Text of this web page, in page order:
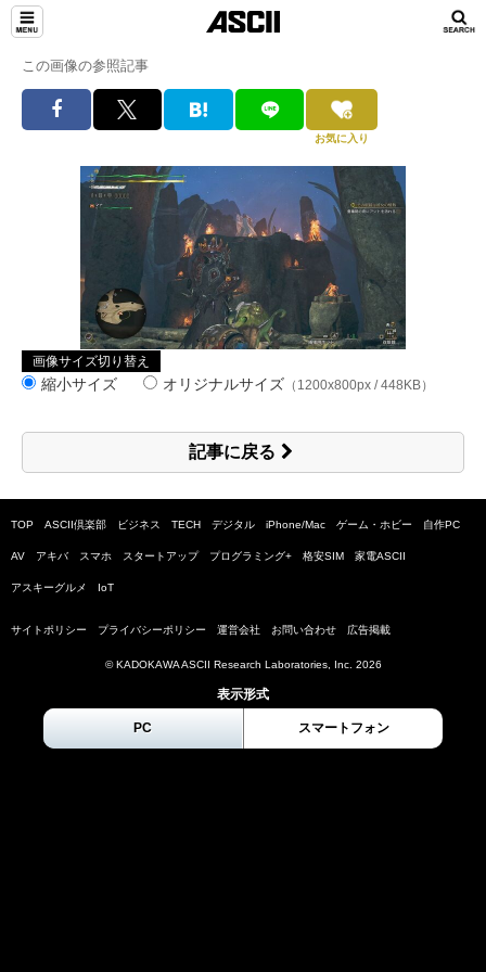
この画像の参照記事
お気に入り
画像サイズ切り替え
縮小サイズ オリジナルサイズ （1200x800px / 448KB）
記事に戻る
TOP ASCII倶楽部 ビジネス TECH デジタル iPhone/Mac ゲーム・ホビー 自作PC
AV アキバ スマホ スタートアップ プログラミング+ 格安SIM 家電ASCII
アスキーグルメ IoT
サイトポリシー プライバシーポリシー 運営会社 お問い合わせ 広告掲載
© KADOKAWA ASCII Research Laboratories, Inc. 2026
表示形式
PC スマートフォン